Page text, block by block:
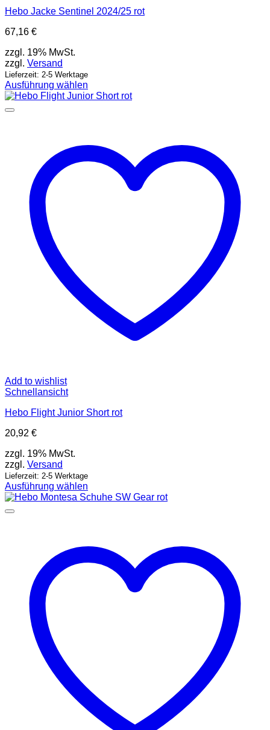
Hebo Jacke Sentinel 2024/25 rot
67,16 €
zzgl. 19% MwSt.
zzgl. Versand
Lieferzeit: 2-5 Werktage
Ausführung wählen
Dieses
Produkt
Optionen
können
Produktseite
gewählt
werden
Add to wishlist
Schnellansicht
Hebo Flight Junior Short rot
20,92 €
zzgl. 19% MwSt.
zzgl. Versand
Lieferzeit: 2-5 Werktage
Ausführung wählen
Dieses
Produkt
Optionen
können
Produktseite
gewählt
werden